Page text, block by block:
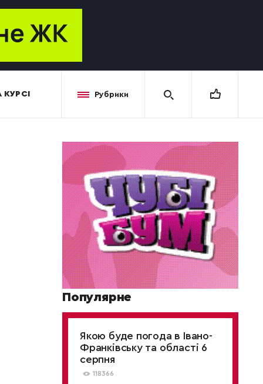
Рубрики
Популярне
Якою буде погода в Івано-
Франківську та області 6
серпня
118366